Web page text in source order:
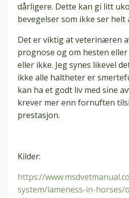
dårligere. Dette kan gi litt
bevegelser som ikke ser helt
Det er viktig at veterinæren
prognose og om hesten
eller ikke. Jeg synes likevel
ikke alle haltheter er
kan ha et godt liv med sine
krever mer enn fornuften
prestasjon.
Kilder:
https://
system/lameness-in-horses/